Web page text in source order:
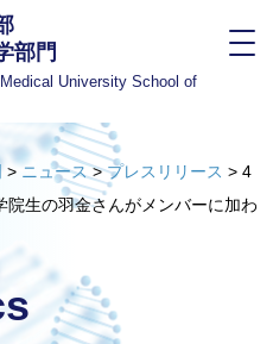
部門
University School of
> ニュース>プレスリリース > 4
院生の羽金さんがメンバーに加わ